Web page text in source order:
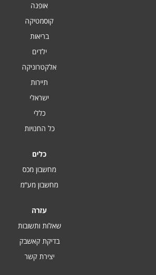
אופנה
קוסמטיקה
בריאות
ילדים
אלקטרוניקה
תיירות
ישראלי
כללי
כל החנויות
כלים
מחשבון מכס
מחשבון מע“מ
עזרה
שאלות ותשובות
בדיקת קאשבק
יצירת קשר